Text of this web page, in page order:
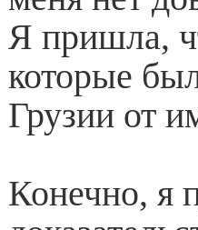
Я пришла,
которые
Грузии от
Конечно, я